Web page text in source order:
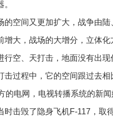
的空间又更加扩大，战争由
增大，战场的大增分，立体
行空、天打击，地面没有出
击过程中，它的空间跟过去
的电网，电视转播系统的新
时击毁了隐身飞机F-117 ，取